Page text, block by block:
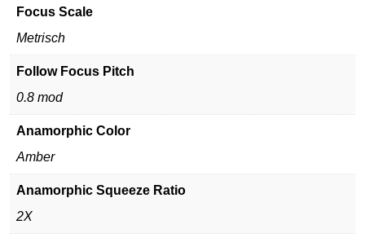
Focus Scale
Metrisch
Follow Focus Pitch
0.8 mod
Anamorphic Color
Amber
Anamorphic Squeeze Ratio
2X